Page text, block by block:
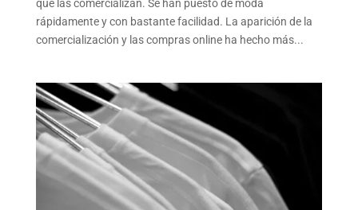
que las comercializan. Se han puesto de moda
rápidamente y con bastante facilidad. La aparición de la
comercialización y las compras online ha hecho más...